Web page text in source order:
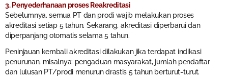
3. Penyederhanaan proses Reakreditasi
Sebelumnya, semua PT dan prodi wajib melakukan proses
akreditasi setiap 5 tahun. Sekarang, akreditasi diperbarui dan
diperpanjang otomatis selama 5 tahun.
Peninjauan kembali akreditasi dilakukan jika terdapat indikasi
penurunan, misalnya: pengaduan masyarakat, jumlah pendaftar
dan lulusan PT/prodi menurun drastis 5 tahun berturut-turut.